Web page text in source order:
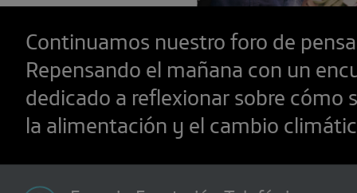
Continuamos nuestro foro de
Repensando el mañana con un
dedicado a reflexionar sobre cómo
la alimentación y el cambio